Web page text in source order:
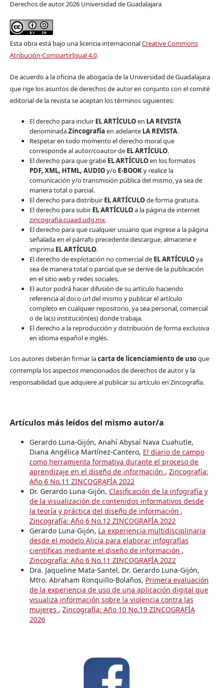
Derechos de autor 2026 Universidad de Guadalajara
Esta obra está bajo una licencia internacionalCreative Commons
Atribución-CompartirIgual 4.0.
De acuerdo a la oficina de abogacía de la Universidad de Guadalajara
que rige los asuntos de derechos de autor en conjunto con el comité
editorial de la revista se aceptan los términos siguientes:
El derecho para incluirEL ARTÍCULOen LA REVISTA
denominadaZincografía en adelante LA REVISTA.
Respetar en todo momento el derecho moral que
corresponde al autor/coautor deEL ARTÍCULO.
El derecho para que grabe EL ARTÍCULOen los formatos
PDF, XML, HTML, AUDIOy/o E-BOOKy realice la
comunicación y/o transmisión pública del mismo, ya sea de
manera total o parcial.
El derecho para distribuirEL ARTÍCULOde forma gratuita.
El derecho para subirEL ARTÍCULOa la página de internet
zincografia.cuaad.udg.mx.
El derecho para que cualquier usuario que ingrese a la página
señalada en el párrafo precedente descargue, almacene e
imprima EL ARTÍCULO.
El derecho de explotación no comercial de EL ARTÍCULOya
sea de manera total o parcial que se derive de la publicación
en el sitio web y redes sociales.
El autor podrá hacer difusión de su artículo haciendo
referencia al doi o url del mismo y publicar el artículo
completo en cualquier repositorio, ya sea personal, comercial
o de la(s) institución(es) donde trabaja.
El derecho a la reproducción y distribución de forma exclusiva
en idioma español e inglés.
Los autores deberán firmar lacarta de licenciamiento de usoque
contempla los aspectos mencionados de derechos de autor y la
responsabilidad que adquiere al publicar su artículo en Zincografía.
Artículos más leídos del mismo autor/a
Gerardo Luna-Gijón, Anahí Abysaí Nava Cuahutle,
Diana Angélica Martínez-Cantero, El diario de campo
como herramienta formativa durante el proceso de
aprendizaje en el diseño de información , Zincografía:
Año 6 No.11 ZINCOGRAFÍA 2022
Dr. Gerardo Luna-Gijón, Clasificación de la infografía y
de la visualización de contenidos informativos desde
la teoría y práctica del diseño de información ,
Zincografía: Año 6 No.12 ZINCOGRAFÍA 2022
Gerardo Luna-Gijón, La experiencia multidisciplinaria
desde el modelo Alicia para elaborar infografías
científicas mediante el diseño de información ,
Zincografía: Año 6 No.11 ZINCOGRAFÍA 2022
Dra. Jaqueline Mata-Santel, Dr. Gerardo Luna-Gijón,
Mtro. Abraham Ronquillo-Bolaños, Primera evaluación
de la experiencia de uso de una aplicación digital que
visualiza información sobre la violencia contra las
mujeres , Zincografía: Año 10 No.19 ZINCOGRAFÍA
2026